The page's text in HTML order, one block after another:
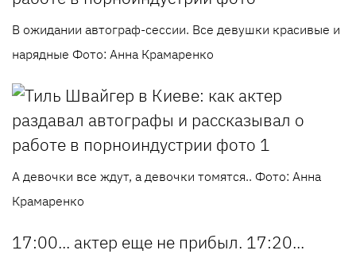
В ожидании автограф-сессии. Все девушки красивые и
нарядные Фото: Анна Крамаренко
А девочки все ждут, а девочки томятся.. Фото: Анна
Крамаренко
17:00... актер еще не прибыл. 17:20...